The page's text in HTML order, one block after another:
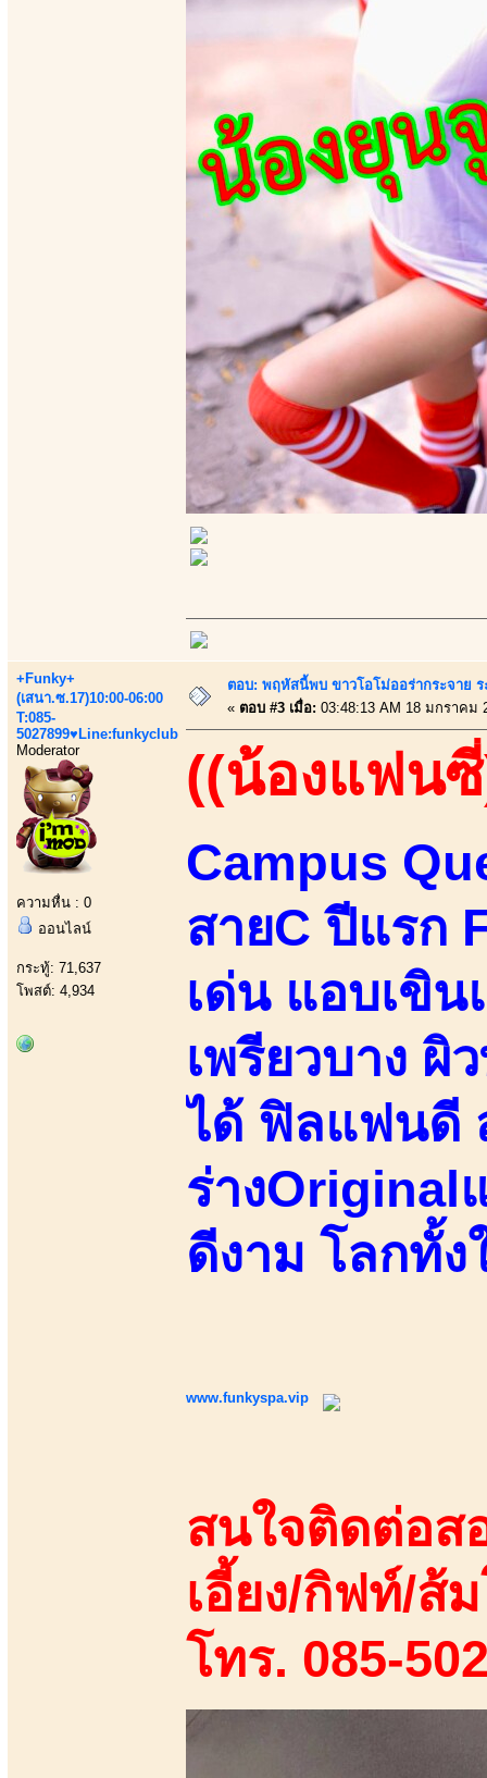
+Funky+
(เสนา.ซ.17)10:00-06:00
T:085-
5027899♥Line:funkyclub
Moderator
ความหื่น : 0
ออนไลน์
กระทู้: 71,637
โพสต์: 4,934
ตอบ: พฤหัสนี้พบ ขาวโอโม่ออร่ากระจาย
« ตอบ #3 เมื่อ: 03:48:13 AM 18 มกราคม
((น้องแฟน
Campus
สายC ปีแรก
เด่น แอบเขิ
เพรียวบาง ผิ
ได้ ฟิลแฟนดี
ร่างOriginal
ดีงาม โลกทั้ง
www.funkyspa.vip
สนใจติดต่อส
เอี้ยง/กิฟท์/ส้
โทร. 085-